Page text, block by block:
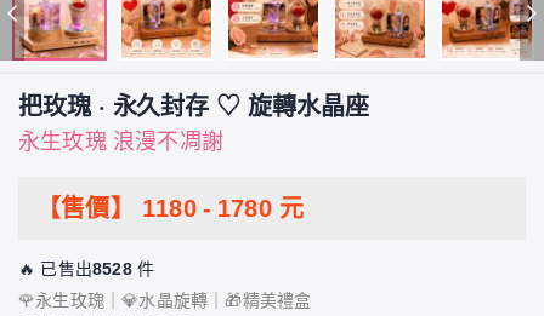
把玫瑰 · 永久封存 ♡ 旋轉水晶座
永生玫瑰 浪漫不凋謝
【售價】 1180 - 1780元
🔥 已售出8528件
🌹永生玫瑰｜💎水晶旋轉｜🎁精美禮盒